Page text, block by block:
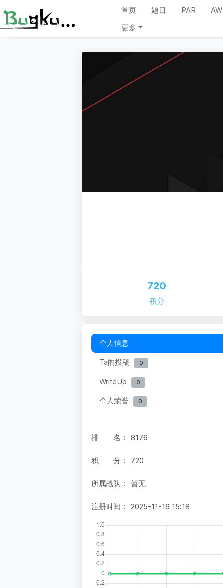
首页 题目 PAR
更多
720
积分
个人信息
Ta的投稿
0
WriteUp 0
个人荣誉 0
排 名： 8176
积 分： 720
所属战队： 暂无
注册时间： 2025-11-16 15:18